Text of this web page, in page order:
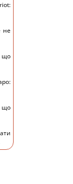
не
що
що